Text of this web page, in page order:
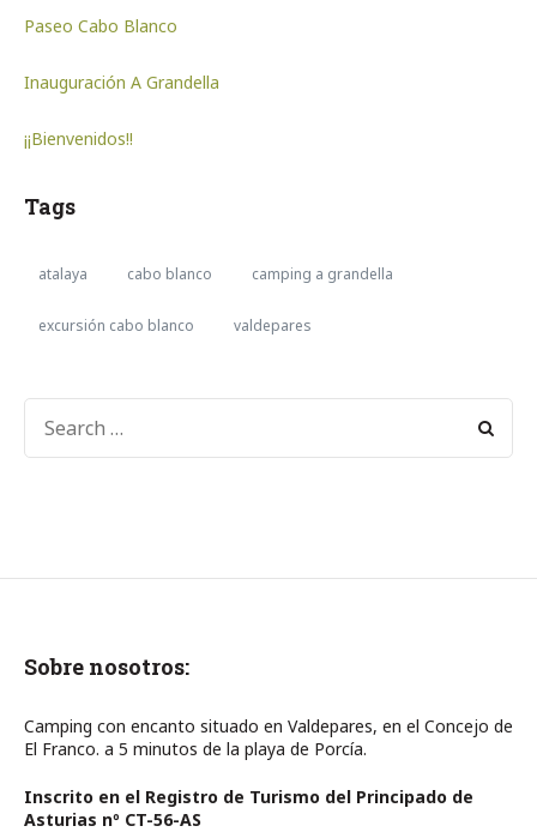
Paseo Cabo Blanco
Inauguración A Grandella
¡¡Bienvenidos!!
Tags
atalaya cabo blanco camping a grandella
excursión cabo blanco valdepares
SEARCH
FOR:
Sobre nosotros:
Camping con encanto situado en Valdepares, en el Concejo de
El Franco. a 5 minutos de la playa de Porcía.
Inscrito en el Registro de Turismo del Principado de
Asturias nº CT-56-AS